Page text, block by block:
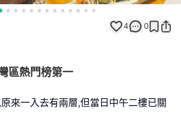
4 0
區熱門榜第一
來一入去有兩層,但當日中午二樓已關